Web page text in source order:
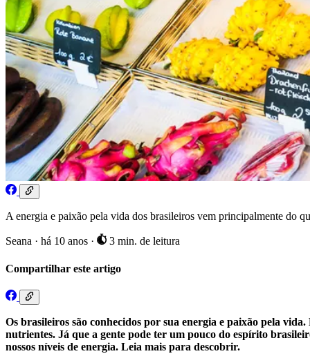
A energia e paixão pela vida dos brasileiros vem principalmente do
Seana · há 10 anos · 3 min. de leitura
Compartilhar este artigo
Os brasileiros são conhecidos por sua energia e paixão pela
nutrientes. Já que a gente pode ter um pouco do espírito
nossos níveis de energia. Leia mais para descobrir.